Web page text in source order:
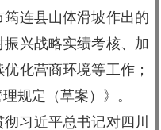
连县山体滑坡作出的
兴战略实绩考核、加
化营商环境等工作；
规定（草案）》。
习近平总书记对四川